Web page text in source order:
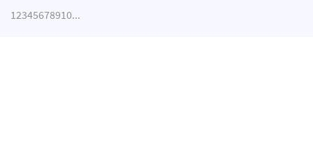
12345678910...